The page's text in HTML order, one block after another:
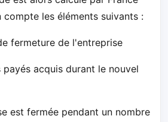
les éléments suivants :
fermeture de l'entreprise
acquis durant le nouvel
est fermée pendant un nombre